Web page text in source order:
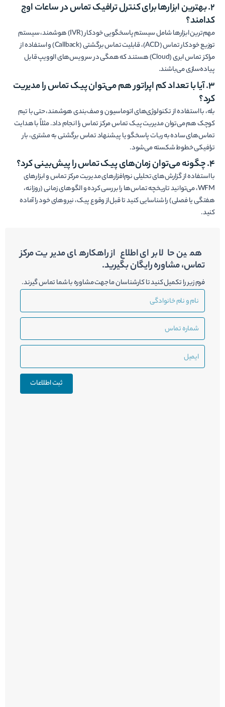
۲. بهترین ابزارها برای کنترل ترافیک تماس در ساعات اوج
کدامند؟
مهم‌ترین ابزارها شامل سیستم پاسخگویی خودکار (IVR) هوشمند، سیستم
توزیع خودکار تماس (ACD)، قابلیت تماس برگشتی (Callback) و استفاده از
مراکز تماس ابری (Cloud) هستند که همگی در سرویس‌های الوویپ قابل
پیاده‌سازی می‌باشند.
۳. آیا با تعداد کم اپراتور هم می‌توان پیک تماس را مدیریت
کرد؟
بله، با استفاده از تکنولوژی‌های اتوماسیون و صف‌بندی هوشمند، حتی با تیم
کوچک هم می‌توان مدیریت پیک تماس مرکز تماس را انجام داد. مثلاً با هدایت
تماس‌های ساده به ربات پاسخگو یا پیشنهاد تماس برگشتی به مشتری، بار
ترافیکی خطوط شکسته می‌شود.
۴. چگونه می‌توان زمان‌های پیک تماس را پیش‌بینی کرد؟
با استفاده از گزارش‌های تحلیلی نرم‌افزارهای مدیریت مرکز تماس و ابزارهای
WFM، می‌توانید تاریخچه تماس‌ها را بررسی کرده و الگوهای زمانی (روزانه،
هفتگی یا فصلی) را شناسایی کنید تا قبل از وقوع پیک، نیروهای خود را آماده
کنید.
همین حالا برای اطلاع از راهکارهای مدیریت مرکز
تماس، مشاوره رایگان بگیرید.
فرم زیر را تکمیل کنید تا کارشناسان ما جهت مشاوره با شما تماس گیرند.
نام
نام
خانوادگی
شماره
ایمیل
ثبت اطلاعات